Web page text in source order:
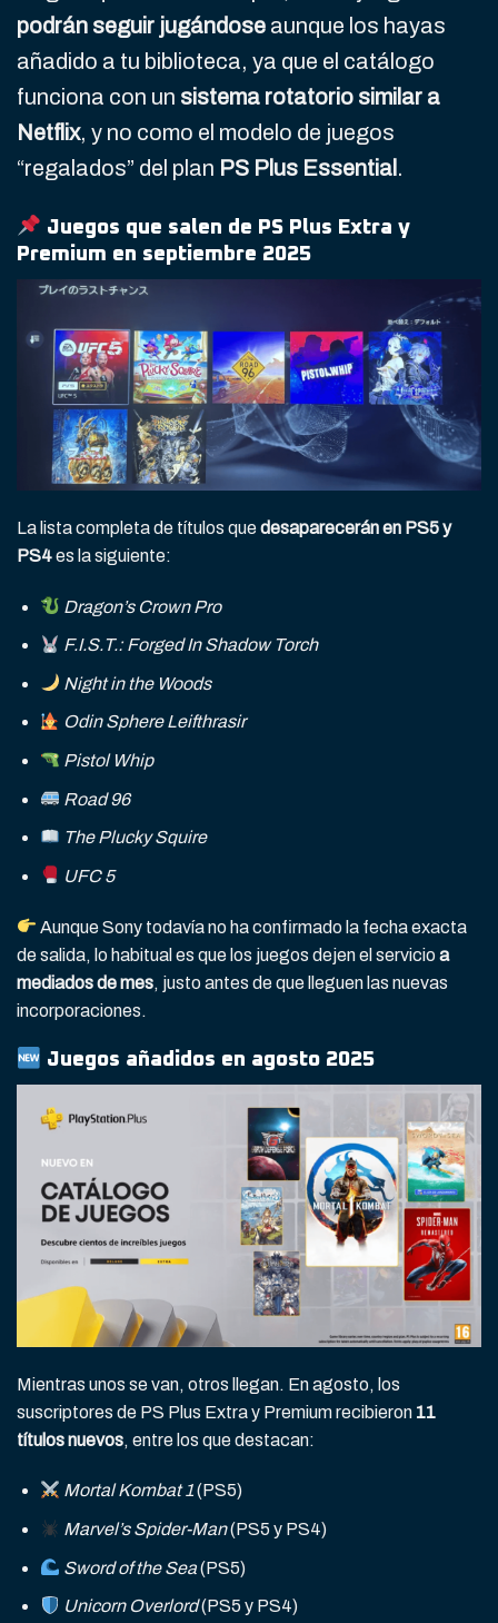
podrán seguir jugándose aunque los hayas
añadido a tu biblioteca, ya que el catálogo
funciona con un sistema rotatorio similar a
Netflix, y no como el modelo de juegos
“regalados” del plan PS Plus Essential .
Juegos que salen de PS Plus Extra y
Premium en septiembre 2025
La lista completa de títulos quedesaparecerán en PS5 y
PS4es la siguiente:
Dragon’s Crown Pro
F.I.S.T.: Forged In Shadow Torch
Night in the Woods
Odin Sphere Leifthrasir
Pistol Whip
Road 96
The Plucky Squire
UFC 5
Aunque Sony todavía no ha confirmado la fecha exacta
de salida, lo habitual es que los juegos dejen el servicioa
mediados de mes, justo antes de que lleguen las nuevas
incorporaciones.
Juegos añadidos en agosto 2025
Mientras unos se van, otros llegan. En agosto, los
suscriptores de PS Plus Extra y Premium recibieron 11
títulos nuevos, entre los que destacan:
Mortal Kombat 1(PS5)
Marvel’s Spider-Man(PS5 y PS4)
Sword of the Sea(PS5)
Unicorn Overlord(PS5 y PS4)